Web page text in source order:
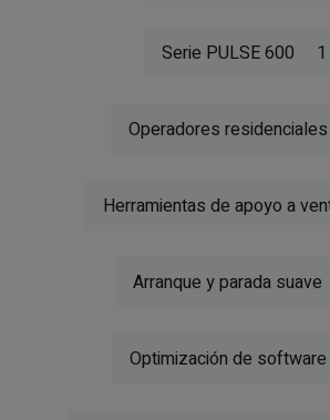
Serie PULSE 600 1
Operadores residenciales
Herramientas de apoyo a
Arranque y parada suave
Optimización de software